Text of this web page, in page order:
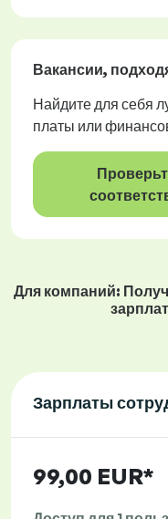
Вакансии,
Найдите для себя
платы или
Для компаний:
Зарплаты
99,00 EUR*